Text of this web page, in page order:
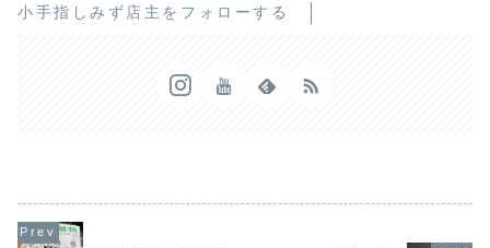
小手指しみず店主をフォローする